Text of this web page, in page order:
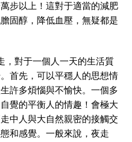
步以上！這對于適當的減肥
固醇，降低血壓，無疑都是
對于一個人一天的生活質
首先，可以平穩人的思想情
許多煩惱與不愉快。一個多
覺的平衡人的情趣！會極大
中人與大自然親密的接觸交
和感覺。一般來說，夜走